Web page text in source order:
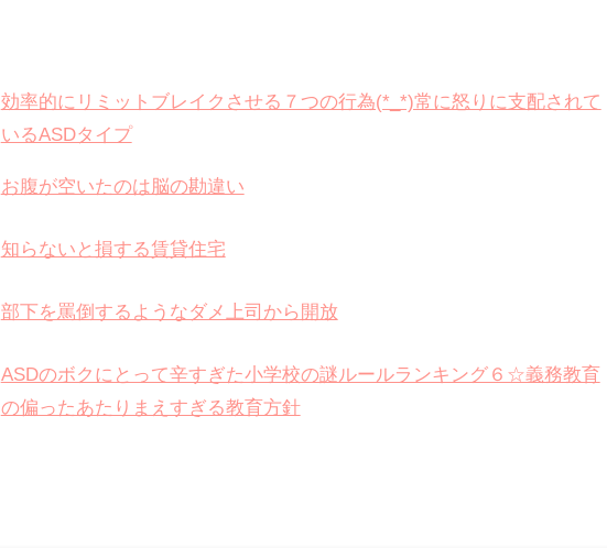
効率的にリミットブレイクさせる７つの行為(*_*)常に怒りに支配されて
いるASDタイプ
お腹が空いたのは脳の勘違い
知らないと損する賃貸住宅
部下を罵倒するようなダメ上司から開放
ASDのボクにとって辛すぎた小学校の謎ルールランキング６☆義務教育
の偏ったあたりまえすぎる教育方針